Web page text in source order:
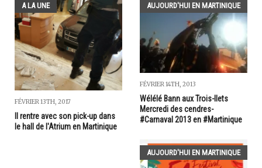
A LA UNE
FÉVRIER 13TH, 2017
Il rentre avec son pick-up dans
le hall de l'Atrium en Martinique
AUJOURD'HUI EN MARTINIQUE
FÉVRIER 14TH, 2013
Wélélé Bann aux Trois-Ilets
Mercredi des cendres-
#Carnaval 2013 en #Martinique
AUJOURD'HUI EN MARTINIQUE